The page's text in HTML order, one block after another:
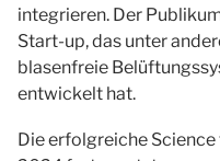
integrieren. Der
Start-up, das unter
blasenfreie
entwickelt hat.
Die erfolgreiche